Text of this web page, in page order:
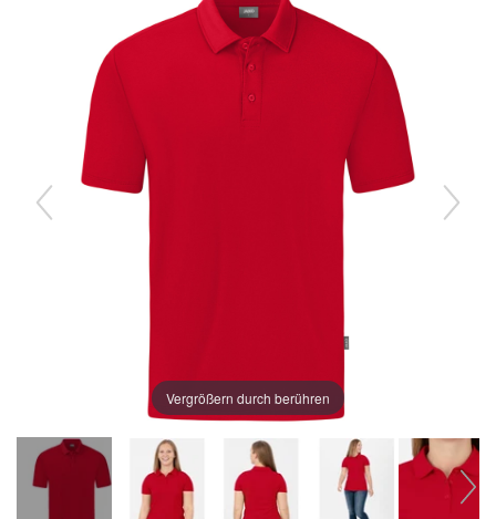
Vergrößern durch berühren